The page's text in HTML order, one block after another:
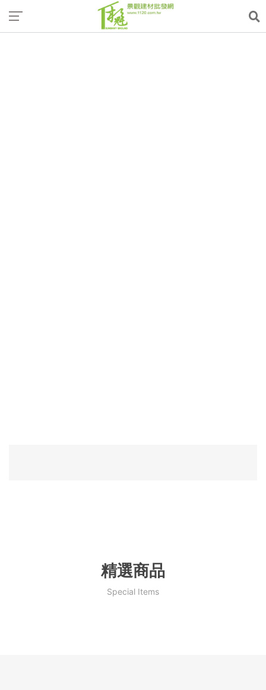
精選商品
Special Items